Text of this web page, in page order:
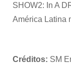
SHOW2: In A
América Latina
Créditos: SM